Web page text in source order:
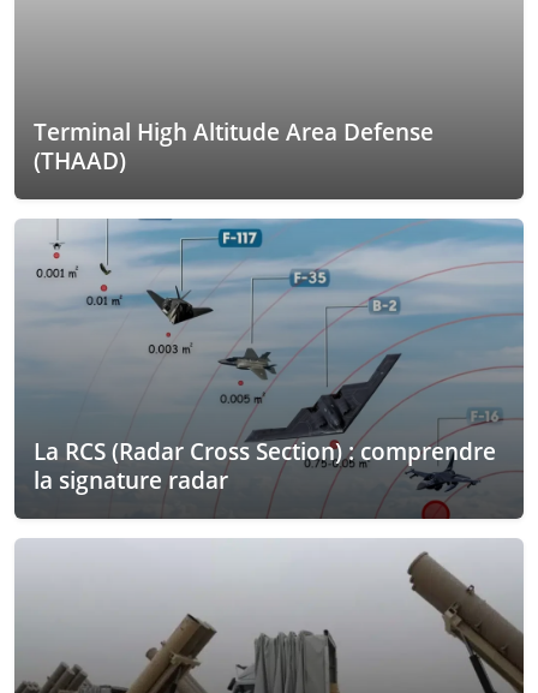
Terminal High Altitude Area Defense
(THAAD)
La RCS (Radar Cross Section) : comprendre
la signature radar